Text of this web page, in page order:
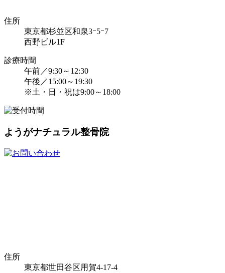
住所
東京都杉並区和泉3ｰ5ｰ7
西野ビル1F
診療時間
午前／9:30～12:30
午後／15:00～19:30
※土・日・祝は9:00～18:00
ようがナチュラル整骨院
住所
東京都世田谷区用賀4-17-4